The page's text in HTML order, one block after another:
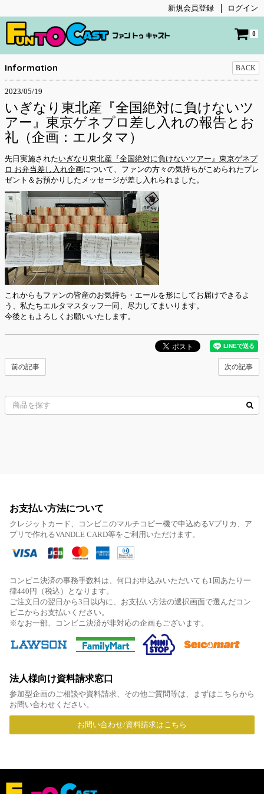
新規会員登録 ログイン
0
Information BACK
2023/05/19
いぎなり東北産『全国絶対に負けないツ
アー』東京ゲネプロ差し入れの報告とお
礼（企画：エルタマ）
先日実施されたいぎなり東北産『全国絶対に負けないツアー』東京ゲネプ
ロ お弁当差し入れ企画について、ファンの方々の気持ちがこめられたプレ
ゼント＆お預かりしたメッセージが差し入れられました。
これからもファンの皆産のお気持ち・エールを形にしてお届けできるよ
う、私たちエルタマスタッフ一同、尽力してまいります。
今後ともよろしくお願いいたします。
次の記事
前の記事
お支払い方法について
クレジットカード、コンビニのマルチコピー機で申込めるVプリカ、ア
プリで作れるVANDLE CARD等をご利用いただけます。
コンビニ決済の事務手数料は、何口お申込みいただいても1回あたり一
律440円（税込）となります。
ご注文日の翌日から3日以内に、お支払い方法の選択画面で選んだコン
ビニからお支払いください。
※なお一部、コンビニ決済が非対応の企画もございます。
法人様向け資料請求窓口
参加型企画のご相談や資料請求、その他ご質問等は、まずはこちらから
お問い合わせください。
お問い合わせ/資料請求はこちら